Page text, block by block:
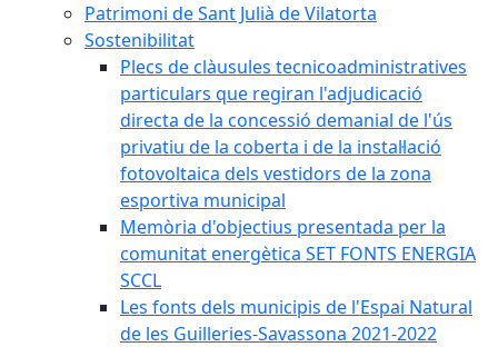
Patrimoni de Sant Julià de Vilatorta
Sostenibilitat
Plecs de clàusules tecnicoadministratives
particulars que regiran l'adjudicació
directa de la concessió demanial de l'ús
privatiu de la coberta i de la instal·lació
fotovoltaica dels vestidors de la zona
esportiva municipal
Memòria d'objectius presentada per la
comunitat energètica SET FONTS ENERGIA
SCCL
Les fonts dels municipis de l'Espai Natural
de les Guilleries-Savassona 2021-2022